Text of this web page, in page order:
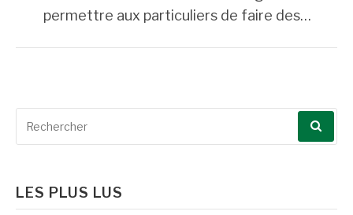
permettre aux particuliers de faire des…
LES PLUS LUS